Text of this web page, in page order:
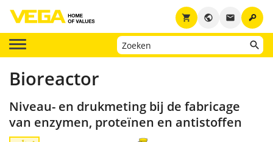
key
email
public
shopping_cart
Bioreactor
Niveau- en drukmeting bij de fabricage
van enzymen, proteïnen en antistoffen